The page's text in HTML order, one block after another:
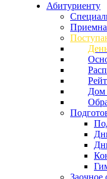
Абитуриенту
Дом
Заочное